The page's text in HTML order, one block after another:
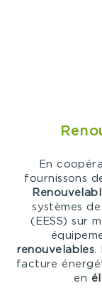
En
fournissons
systèmes
(EESS) sur
renouvelables.
facture
en